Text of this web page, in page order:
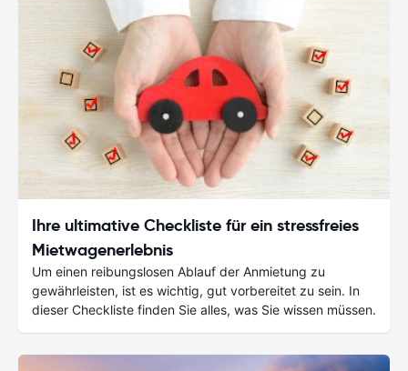
Ihre ultimative Checkliste für ein stressfreies
Mietwagenerlebnis
Um einen reibungslosen Ablauf der Anmietung zu
gewährleisten, ist es wichtig, gut vorbereitet zu sein. In
dieser Checkliste finden Sie alles, was Sie wissen müssen.